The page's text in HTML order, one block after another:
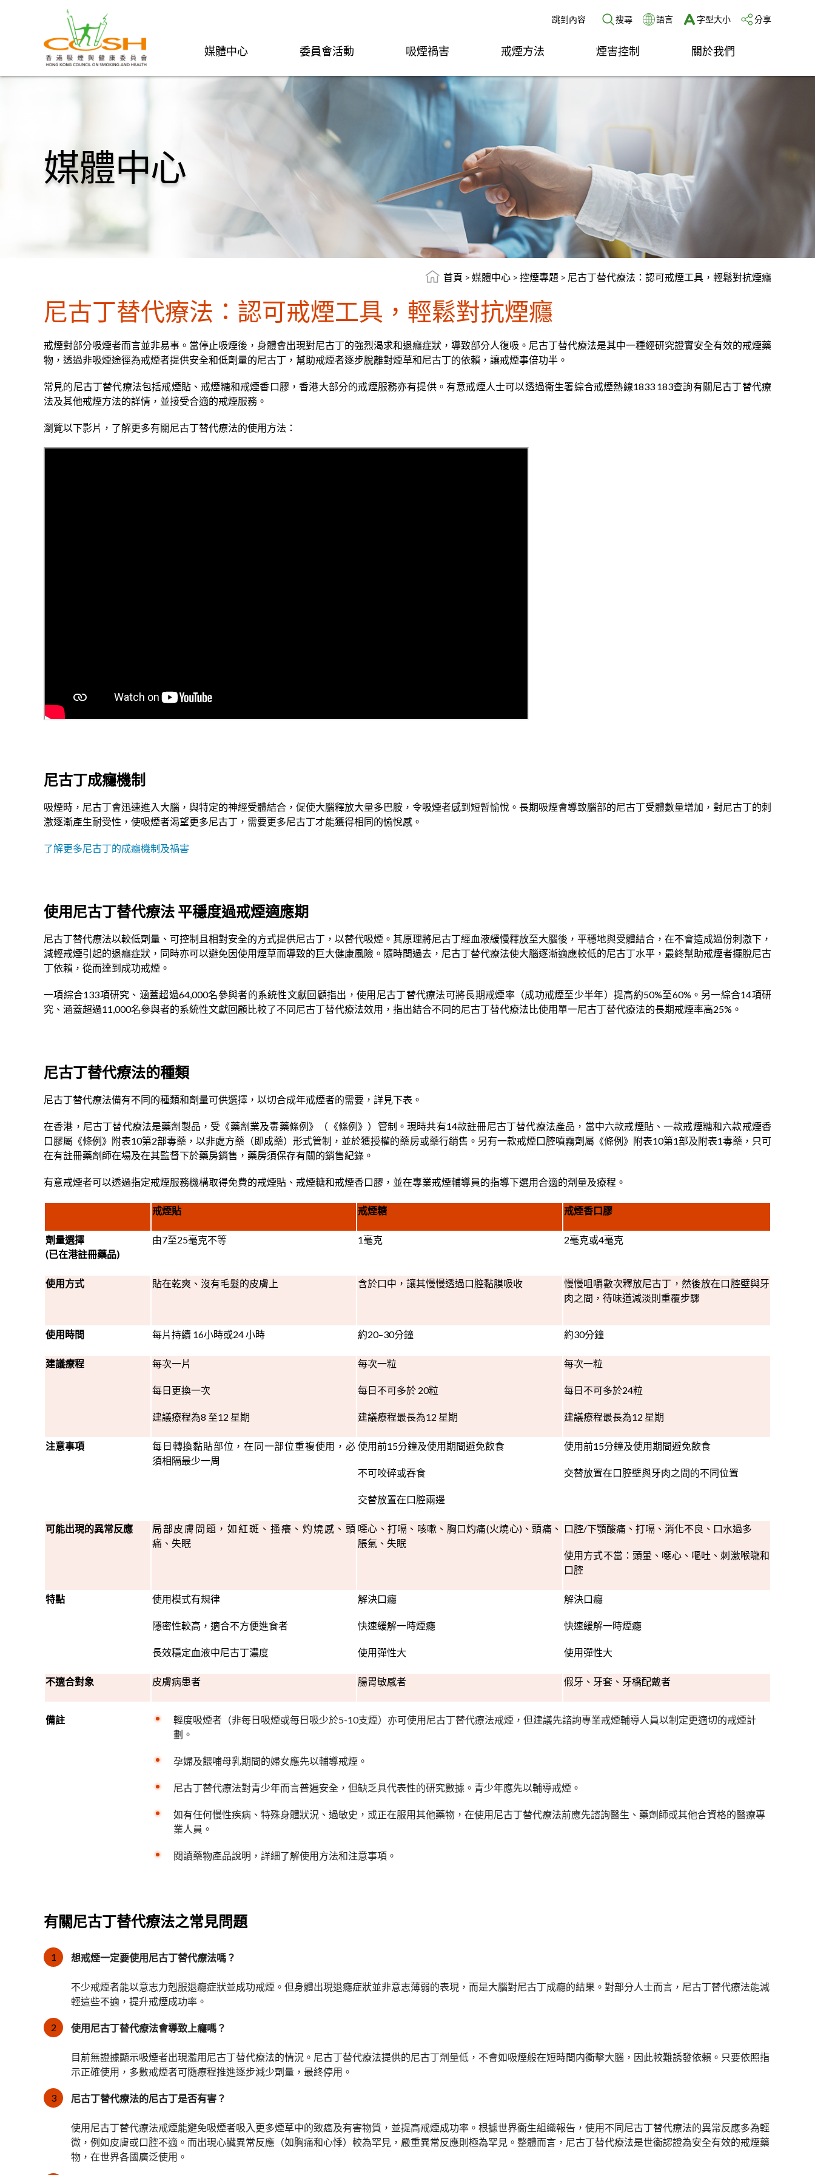
跳到內容 搜尋 語言 字型大小 分享
媒體中心 委員會活動 吸煙禍害 戒煙方法 煙害控制 關於我們
媒體中心
首頁 > 媒體中心 > 控煙專題 > 尼古丁替代療法：認可戒煙工具，輕鬆對抗煙癮
尼古丁替代療法：認可戒煙工具，輕鬆對抗煙癮
戒煙對部分吸煙者而言並非易事。當停止吸煙後，身體會出現對尼古丁的強烈渴求和退癮症狀，導致部分人復吸。尼古丁替代療法是其中一種經研究證實安全有效的戒煙藥
物，透過非吸煙途徑為戒煙者提供安全和低劑量的尼古丁，幫助戒煙者逐步脫離對煙草和尼古丁的依賴，讓戒煙事倍功半。
常見的尼古丁替代療法包括戒煙貼、戒煙糖和戒煙香口膠，香港大部分的戒煙服務亦有提供。有意戒煙人士可以透過衞生署綜合戒煙熱線1833 183查詢有關尼古丁替代療
法及其他戒煙方法的詳情，並接受合適的戒煙服務。
瀏覽以下影片，了解更多有關尼古丁替代療法的使用方法：
尼古丁成癮機制
吸煙時，尼古丁會迅速進入大腦，與特定的神經受體結合，促使大腦釋放大量多巴胺，令吸煙者感到短暫愉悅。長期吸煙會導致腦部的尼古丁受體數量增加，對尼古丁的刺
激逐漸產生耐受性，使吸煙者渴望更多尼古丁，需要更多尼古丁才能獲得相同的愉悅感。
了解更多尼古丁的成癮機制及禍害
使用尼古丁替代療法 平穩度過戒煙適應期
尼古丁替代療法以較低劑量、可控制且相對安全的方式提供尼古丁，以替代吸煙。其原理將尼古丁經血液緩慢釋放至大腦後，平穩地與受體結合，在不會造成過份刺激下，
減輕戒煙引起的退癮症狀，同時亦可以避免因使用煙草而導致的巨大健康風險。隨時間過去，尼古丁替代療法使大腦逐漸適應較低的尼古丁水平，最終幫助戒煙者擺脫尼古
丁依賴，從而達到成功戒煙。
一項綜合133項研究、涵蓋超過64,000名參與者的系統性文獻回顧指出，使用尼古丁替代療法可將長期戒煙率（成功戒煙至少半年）提高約50%至60%。另一綜合14項研
究、涵蓋超過11,000名參與者的系統性文獻回顧比較了不同尼古丁替代療法效用，指出結合不同的尼古丁替代療法比使用單一尼古丁替代療法的長期戒煙率高25%。
尼古丁替代療法的種類
尼古丁替代療法備有不同的種類和劑量可供選擇，以切合成年戒煙者的需要，詳見下表。
在香港，尼古丁替代療法是藥劑製品，受《藥劑業及毒藥條例》（《條例》）管制。現時共有14款註冊尼古丁替代療法產品，當中六款戒煙貼、一款戒煙糖和六款戒煙香
口膠屬《條例》附表10第2部毒藥，以非處方藥（即成藥）形式管制，並於獲授權的藥房或藥行銷售。另有一款戒煙口腔噴霧劑屬《條例》附表10第1部及附表1毒藥，只可
在有註冊藥劑師在場及在其監督下於藥房銷售，藥房須保存有關的銷售紀錄。
有意戒煙者可以透過指定戒煙服務機構取得免費的戒煙貼、戒煙糖和戒煙香口膠，並在專業戒煙輔導員的指導下選用合適的劑量及療程。
戒煙貼 戒煙糖 戒煙香口膠
劑量選擇
(已在港註冊藥品)
由7至25毫克不等 1毫克 2毫克或4毫克
使用方式 貼在乾爽、沒有毛髮的皮膚上 含於口中，讓其慢慢透過口腔黏膜吸收
慢慢咀嚼數次釋放尼古丁，然後放在口腔壁與牙
肉之間，待味道減淡則重覆步驟
使用時間 每片持續 16小時或24 小時 約20–30分鐘 約30分鐘
建議療程 每次一片
每日更換一次
建議療程為8 至12 星期
每次一粒
每日不可多於 20粒
建議療程最長為12 星期
每次一粒
每日不可多於24粒
建議療程最長為12 星期
注意事項
每日轉換黏貼部位，在同一部位重複使用，必
須相隔最少一周
使用前15分鐘及使用期間避免飲食
不可咬碎或吞食
交替放置在口腔兩邊
使用前15分鐘及使用期間避免飲食
交替放置在口腔壁與牙肉之間的不同位置
可能出現的異常反應
局部皮膚問題，如紅斑、搔癢、灼燒感、頭
痛、失眠
噁心、打嗝、咳嗽、胸口灼痛(火燒心)、頭痛、
脹氣、失眠
口腔/下顎酸痛、打嗝、消化不良、口水過多
使用方式不當：頭暈、噁心、嘔吐、刺激喉嚨和
口腔
特點 使用模式有規律
隱密性較高，適合不方便進食者
長效穩定血液中尼古丁濃度
解決口癮
快速緩解一時煙癮
使用彈性大
解決口癮
快速緩解一時煙癮
使用彈性大
不適合對象 皮膚病患者 腸胃敏感者 假牙、牙套、牙橋配戴者
備註
輕度吸煙者（非每日吸煙或每日吸少於5-10支煙）亦可使用尼古丁替代療法戒煙，但建議先諮詢專業戒煙輔導人員以制定更適切的戒煙計
劃。
孕婦及餵哺母乳期間的婦女應先以輔導戒煙。
尼古丁替代療法對青少年而言普遍安全，但缺乏具代表性的研究數據。青少年應先以輔導戒煙。
如有任何慢性疾病、特殊身體狀況、過敏史，或正在服用其他藥物，在使用尼古丁替代療法前應先諮詢醫生、藥劑師或其他合資格的醫療專
業人員。
閱讀藥物產品說明，詳細了解使用方法和注意事項。
有關尼古丁替代療法之常見問題
想戒煙一定要使用尼古丁替代療法嗎？
不少戒煙者能以意志力剋服退癮症狀並成功戒煙。但身體出現退癮症狀並非意志薄弱的表現，而是大腦對尼古丁成癮的結果。對部分人士而言，尼古丁替代療法能減
輕這些不適，提升戒煙成功率。
使用尼古丁替代療法會導致上癮嗎？
目前無證據顯示吸煙者出現濫用尼古丁替代療法的情況。尼古丁替代療法提供的尼古丁劑量低，不會如吸煙般在短時間内衝擊大腦，因此較難誘發依賴。只要依照指
示正確使用，多數戒煙者可隨療程推進逐步減少劑量，最終停用。
尼古丁替代療法的尼古丁是否有害？
使用尼古丁替代療法戒煙能避免吸煙者吸入更多煙草中的致癌及有害物質，並提高戒煙成功率。根據世界衞生組織報告，使用不同尼古丁替代療法的異常反應多為輕
微，例如皮膚或口腔不適。而出現心臟異常反應（如胸痛和心悸）較為罕見，嚴重異常反應則極為罕見。整體而言，尼古丁替代療法是世衞認證為安全有效的戒煙藥
物，在世界各國廣泛使用。